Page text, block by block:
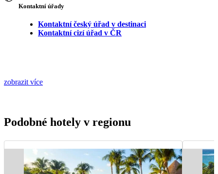
Kontaktní úřady
Kontaktní český úřad v destinaci
Kontaktní cizí úřad v ČR
zobrazit více
Podobné hotely v regionu